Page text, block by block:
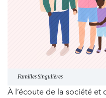
Familles Singulières
À l’écoute de la société